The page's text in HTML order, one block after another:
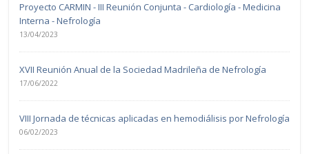
Proyecto CARMIN - III Reunión Conjunta - Cardiología - Medicina
Interna - Nefrología
13/04/2023
XVII Reunión Anual de la Sociedad Madrileña de Nefrología
17/06/2022
VIII Jornada de técnicas aplicadas en hemodiálisis por Nefrología
06/02/2023